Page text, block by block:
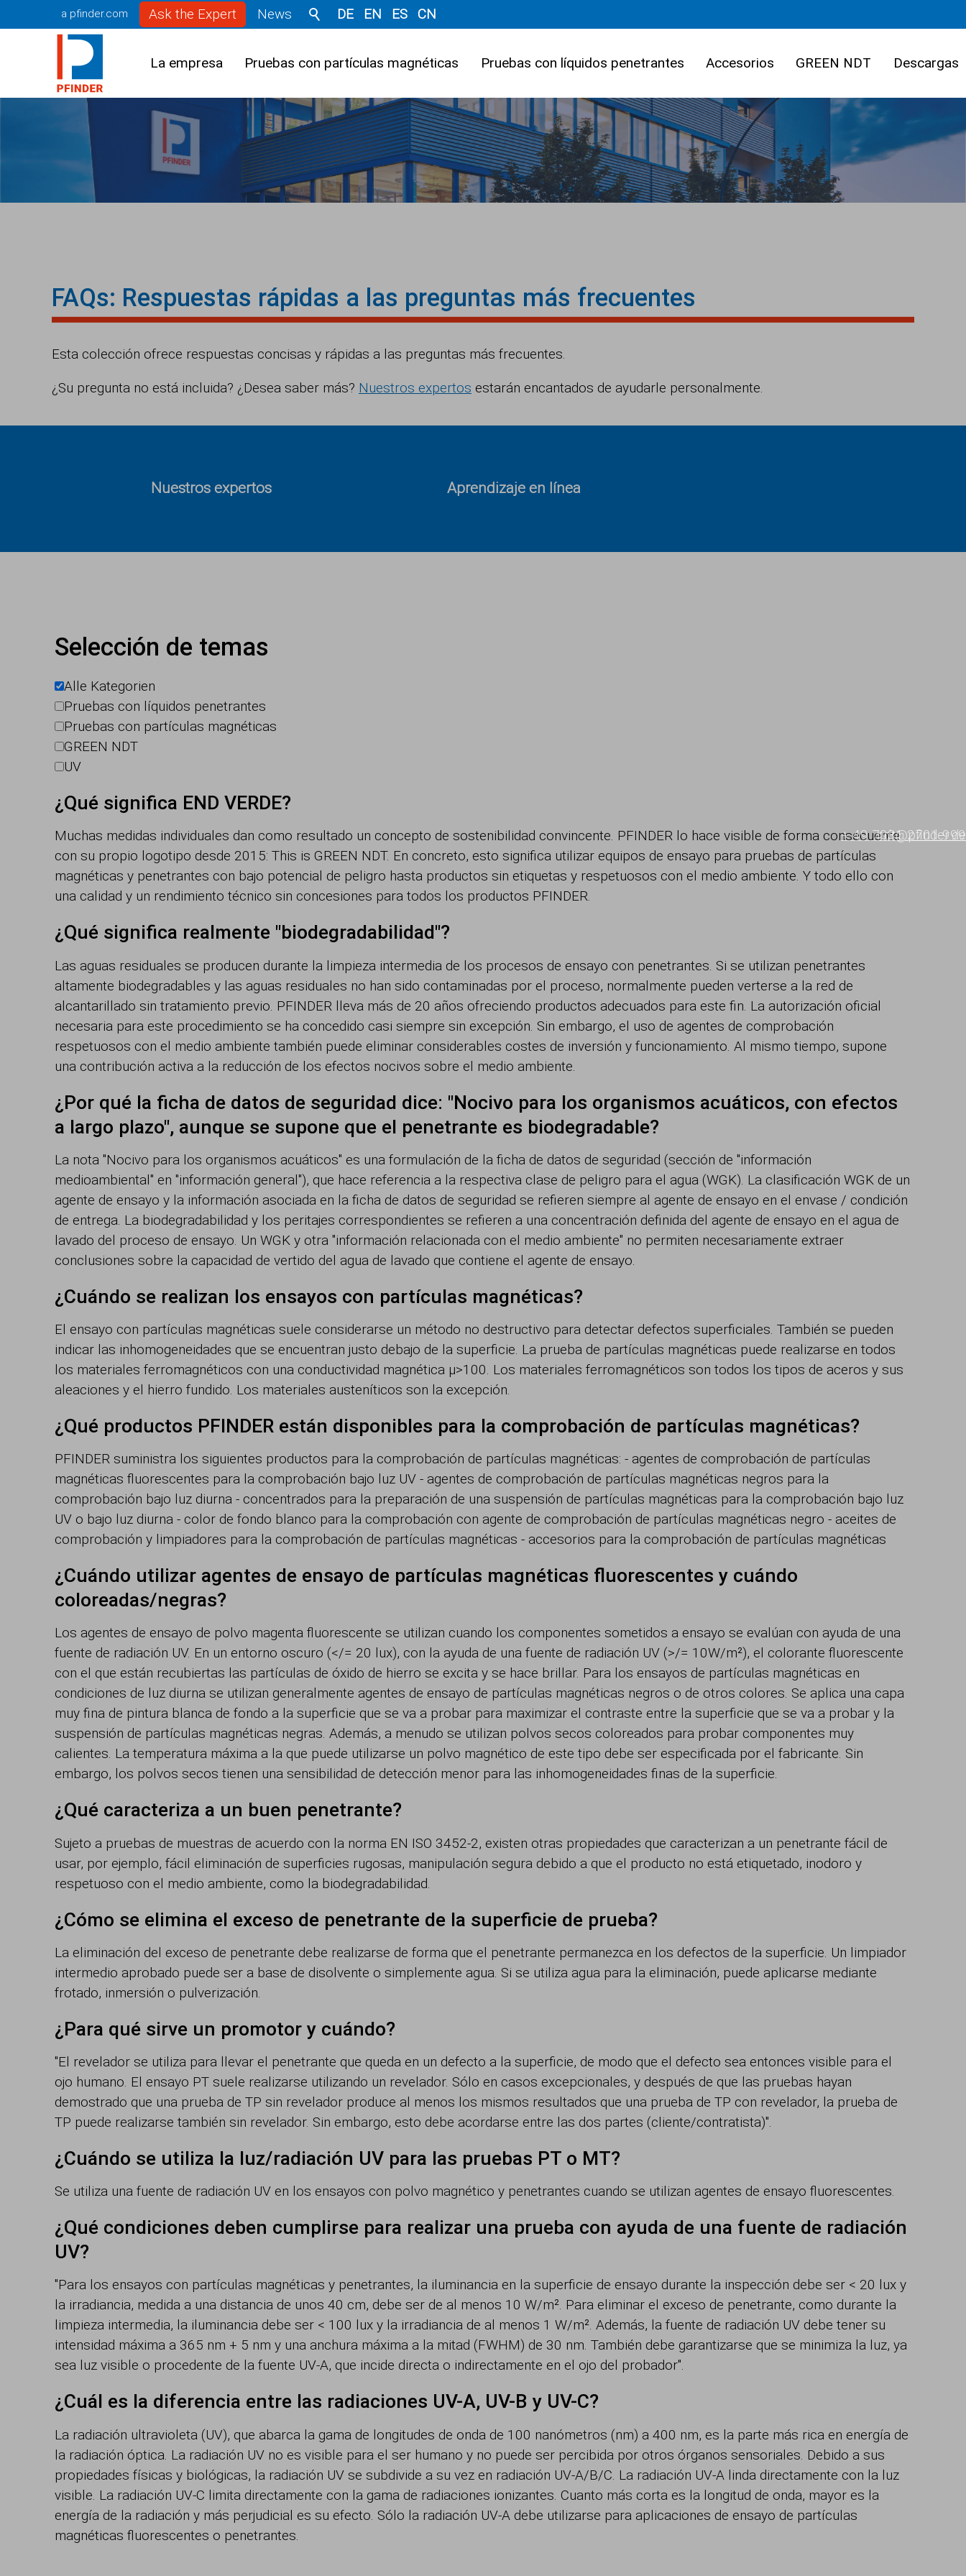
a pfinder.com Ask the Expert News DE EN ES CN
La empresa Pruebas con partículas magnéticas Pruebas con líquidos penetrantes Accesorios GREEN NDT Descargas
FAQs: Respuestas rápidas a las preguntas más frecuentes
Esta colección ofrece respuestas concisas y rápidas a las preguntas más frecuentes.
¿Su pregunta no está incluida? ¿Desea saber más? Nuestros expertos estarán encantados de ayudarle personalmente.
Nuestros expertos Aprendizaje en línea
Selección de temas
Alle Kategorien
Pruebas con líquidos penetrantes
Pruebas con partículas magnéticas
GREEN NDT
UV
¿Qué significa END VERDE?
Muchas medidas individuales dan como resultado un concepto de sostenibilidad convincente. PFINDER lo hace visible de forma consecuente
con su propio logotipo desde 2015: This is GREEN NDT. En concreto, esto significa utilizar equipos de ensayo para pruebas de partículas
magnéticas y penetrantes con bajo potencial de peligro hasta productos sin etiquetas y respetuosos con el medio ambiente. Y todo ello con
una calidad y un rendimiento técnico sin concesiones para todos los productos PFINDER.
¿Qué significa realmente "biodegradabilidad"?
Las aguas residuales se producen durante la limpieza intermedia de los procesos de ensayo con penetrantes. Si se utilizan penetrantes
altamente biodegradables y las aguas residuales no han sido contaminadas por el proceso, normalmente pueden verterse a la red de
alcantarillado sin tratamiento previo. PFINDER lleva más de 20 años ofreciendo productos adecuados para este fin. La autorización oficial
necesaria para este procedimiento se ha concedido casi siempre sin excepción. Sin embargo, el uso de agentes de comprobación
respetuosos con el medio ambiente también puede eliminar considerables costes de inversión y funcionamiento. Al mismo tiempo, supone
una contribución activa a la reducción de los efectos nocivos sobre el medio ambiente.
¿Por qué la ficha de datos de seguridad dice: "Nocivo para los organismos acuáticos, con efectos
a largo plazo", aunque se supone que el penetrante es biodegradable?
La nota "Nocivo para los organismos acuáticos" es una formulación de la ficha de datos de seguridad (sección de "información
medioambiental" en "información general"), que hace referencia a la respectiva clase de peligro para el agua (WGK). La clasificación WGK de un
agente de ensayo y la información asociada en la ficha de datos de seguridad se refieren siempre al agente de ensayo en el envase / condición
de entrega. La biodegradabilidad y los peritajes correspondientes se refieren a una concentración definida del agente de ensayo en el agua de
lavado del proceso de ensayo. Un WGK y otra "información relacionada con el medio ambiente" no permiten necesariamente extraer
conclusiones sobre la capacidad de vertido del agua de lavado que contiene el agente de ensayo.
¿Cuándo se realizan los ensayos con partículas magnéticas?
El ensayo con partículas magnéticas suele considerarse un método no destructivo para detectar defectos superficiales. También se pueden
indicar las inhomogeneidades que se encuentran justo debajo de la superficie. La prueba de partículas magnéticas puede realizarse en todos
los materiales ferromagnéticos con una conductividad magnética µ>100. Los materiales ferromagnéticos son todos los tipos de aceros y sus
aleaciones y el hierro fundido. Los materiales austeníticos son la excepción.
¿Qué productos PFINDER están disponibles para la comprobación de partículas magnéticas?
PFINDER suministra los siguientes productos para la comprobación de partículas magnéticas: - agentes de comprobación de partículas
magnéticas fluorescentes para la comprobación bajo luz UV - agentes de comprobación de partículas magnéticas negros para la
comprobación bajo luz diurna - concentrados para la preparación de una suspensión de partículas magnéticas para la comprobación bajo luz
UV o bajo luz diurna - color de fondo blanco para la comprobación con agente de comprobación de partículas magnéticas negro - aceites de
comprobación y limpiadores para la comprobación de partículas magnéticas - accesorios para la comprobación de partículas magnéticas
¿Cuándo utilizar agentes de ensayo de partículas magnéticas fluorescentes y cuándo
coloreadas/negras?
Los agentes de ensayo de polvo magenta fluorescente se utilizan cuando los componentes sometidos a ensayo se evalúan con ayuda de una
fuente de radiación UV. En un entorno oscuro (</= 20 lux), con la ayuda de una fuente de radiación UV (>/= 10W/m²), el colorante fluorescente
con el que están recubiertas las partículas de óxido de hierro se excita y se hace brillar. Para los ensayos de partículas magnéticas en
condiciones de luz diurna se utilizan generalmente agentes de ensayo de partículas magnéticas negros o de otros colores. Se aplica una capa
muy fina de pintura blanca de fondo a la superficie que se va a probar para maximizar el contraste entre la superficie que se va a probar y la
suspensión de partículas magnéticas negras. Además, a menudo se utilizan polvos secos coloreados para probar componentes muy
calientes. La temperatura máxima a la que puede utilizarse un polvo magnético de este tipo debe ser especificada por el fabricante. Sin
embargo, los polvos secos tienen una sensibilidad de detección menor para las inhomogeneidades finas de la superficie.
¿Qué caracteriza a un buen penetrante?
Sujeto a pruebas de muestras de acuerdo con la norma EN ISO 3452-2, existen otras propiedades que caracterizan a un penetrante fácil de
usar, por ejemplo, fácil eliminación de superficies rugosas, manipulación segura debido a que el producto no está etiquetado, inodoro y
respetuoso con el medio ambiente, como la biodegradabilidad.
¿Cómo se elimina el exceso de penetrante de la superficie de prueba?
La eliminación del exceso de penetrante debe realizarse de forma que el penetrante permanezca en los defectos de la superficie. Un limpiador
intermedio aprobado puede ser a base de disolvente o simplemente agua. Si se utiliza agua para la eliminación, puede aplicarse mediante
frotado, inmersión o pulverización.
¿Para qué sirve un promotor y cuándo?
"El revelador se utiliza para llevar el penetrante que queda en un defecto a la superficie, de modo que el defecto sea entonces visible para el
ojo humano. El ensayo PT suele realizarse utilizando un revelador. Sólo en casos excepcionales, y después de que las pruebas hayan
demostrado que una prueba de TP sin revelador produce al menos los mismos resultados que una prueba de TP con revelador, la prueba de
TP puede realizarse también sin revelador. Sin embargo, esto debe acordarse entre las dos partes (cliente/contratista)".
¿Cuándo se utiliza la luz/radiación UV para las pruebas PT o MT?
Se utiliza una fuente de radiación UV en los ensayos con polvo magnético y penetrantes cuando se utilizan agentes de ensayo fluorescentes.
¿Qué condiciones deben cumplirse para realizar una prueba con ayuda de una fuente de radiación
UV?
"Para los ensayos con partículas magnéticas y penetrantes, la iluminancia en la superficie de ensayo durante la inspección debe ser < 20 lux y
la irradiancia, medida a una distancia de unos 40 cm, debe ser de al menos 10 W/m². Para eliminar el exceso de penetrante, como durante la
limpieza intermedia, la iluminancia debe ser < 100 lux y la irradiancia de al menos 1 W/m². Además, la fuente de radiación UV debe tener su
intensidad máxima a 365 nm + 5 nm y una anchura máxima a la mitad (FWHM) de 30 nm. También debe garantizarse que se minimiza la luz, ya
sea luz visible o procedente de la fuente UV-A, que incide directa o indirectamente en el ojo del probador".
¿Cuál es la diferencia entre las radiaciones UV-A, UV-B y UV-C?
La radiación ultravioleta (UV), que abarca la gama de longitudes de onda de 100 nanómetros (nm) a 400 nm, es la parte más rica en energía de
la radiación óptica. La radiación UV no es visible para el ser humano y no puede ser percibida por otros órganos sensoriales. Debido a sus
propiedades físicas y biológicas, la radiación UV se subdivide a su vez en radiación UV-A/B/C. La radiación UV-A linda directamente con la luz
visible. La radiación UV-C limita directamente con la gama de radiaciones ionizantes. Cuanto más corta es la longitud de onda, mayor es la
energía de la radiación y más perjudicial es su efecto. Sólo la radiación UV-A debe utilizarse para aplicaciones de ensayo de partículas
magnéticas fluorescentes o penetrantes.
+ 49 7031 2701-999
ndt@pfinder.de